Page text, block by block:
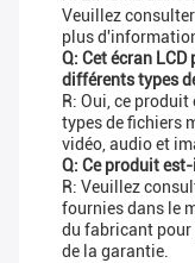
Veuillez
plus
Q: Cet écran
différents types
R: Oui, ce
types de fichiers
vidéo, audio et
Q: Ce produit
R: Veuillez
fournies dans le
du fabricant
de la garantie.